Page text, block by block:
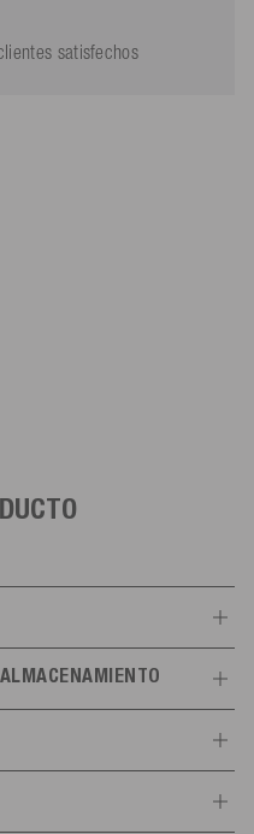
satisfechos
marino
°C). Almacenar en un lugar